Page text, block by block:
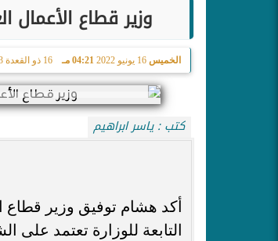
وزير قطاع الأعمال
الخميس 16 يونيو 2022 04:21 مـ 16 ذو القعدة 1443
كتب : ياسر ابراهيم
أكد هشام توفيق وزير قطاع
التابعة للوزارة تعتمد